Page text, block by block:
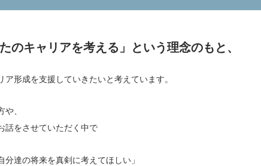
医院開業バンク X（旧Twitter）
のキャリアを考える」という理念のもと、
形成を支援していきたいと考えています。
、
話をさせていただく中で
分達の将来を真剣に考えてほしい」